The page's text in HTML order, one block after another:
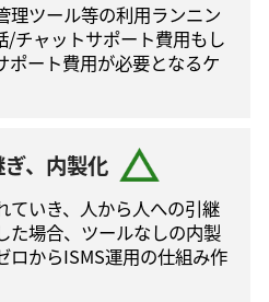
理ツール等の利⽤ランニン
/チャットサポート費⽤もし
ポート費⽤が必要となるケ
、内製化
ていき、人から人への引継
た場合、ツールなしの内製
ロからISMS運⽤の仕組み作